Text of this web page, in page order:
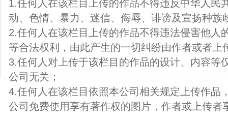
1.任何人在该栏目上传的作品不得违反中华人民
动、色情、暴力、迷信、侮辱、诽谤及宣扬种族
2.任何人在该栏目上传的作品不得违法侵害他人
等合法权利，由此产生的一切纠纷由作者或者上
3.任何人对上传于该栏目的作品的设计、内容等
公司无关；
4.任何人在该栏目依照本公司相关规定上传作品
公司免费使用享有著作权的图片，作者或上传者